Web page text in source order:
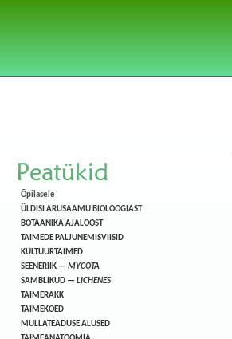
Peatükid
Õpilasele
ÜLDISI ARUSAAMU BIOLOOGIAST
BOTAANIKA AJALOOST
TAIMEDE PALJUNEMISVIISID
KULTUURTAIMED
SEENERIIK —MYCOTA
SAMBLIKUD —LICHENES
TAIMERAKK
TAIMEKOED
MULLATEADUSE ALUSED